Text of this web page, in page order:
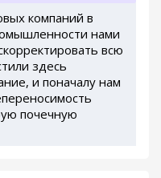
компаний в
нами
всю
здесь
и поначалу нам
почечную